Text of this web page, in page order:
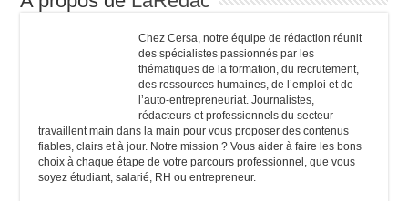
Chez Cersa, notre équipe de rédaction réunit
des spécialistes passionnés par les
thématiques de la formation, du recrutement,
des ressources humaines, de l’emploi et de
l’auto-entrepreneuriat. Journalistes,
rédacteurs et professionnels du secteur
travaillent main dans la main pour vous proposer des contenus
fiables, clairs et à jour. Notre mission ? Vous aider à faire les bons
choix à chaque étape de votre parcours professionnel, que vous
soyez étudiant, salarié, RH ou entrepreneur.